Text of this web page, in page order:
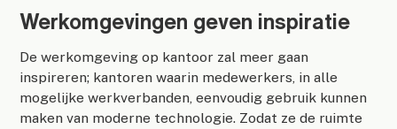
Werkomgevingen geven inspiratie
De werkomgeving op kantoor zal meer gaan
inspireren; kantoren waarin medewerkers, in alle
mogelijke werkverbanden, eenvoudig gebruik kunnen
maken van moderne technologie. Zodat ze de ruimte